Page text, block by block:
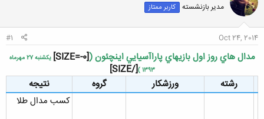
ک
ه
و
و
خ
ع
مدیر بازنشسته کاربر ممتاز
Oct 24, 2014
#1
مدال هاي روز اول بازيهاي پاراآسيايي اينچئون ([SIZE=-0]
يکشنبه 27 مهرماه
1393 )
[/SIZE]
رشته
ورزشکار گروه نتيجه
کسب مدال طلا